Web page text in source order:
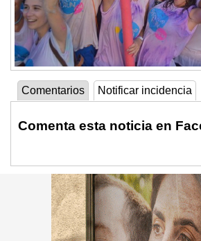
Comentarios Notificar incidencia
Comenta esta noticia en